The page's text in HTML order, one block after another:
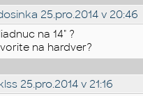
25.pro.2014 v 20:46
na 14" ?
na hardver?
25.pro.2014 v 21:16